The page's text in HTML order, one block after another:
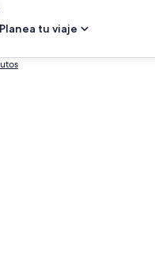
Planea tu viaje